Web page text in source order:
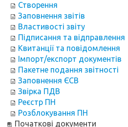
Створення
Заповнення звітів
Властивості звіту
Підписання та відправлення
Квитанції та повідомлення
Імпорт/експорт документів
Пакетне подання звітності
Заповнення ЄСВ
Звірка ПДВ
Реєстр ПН
Розблокування ПН
Початкові документи